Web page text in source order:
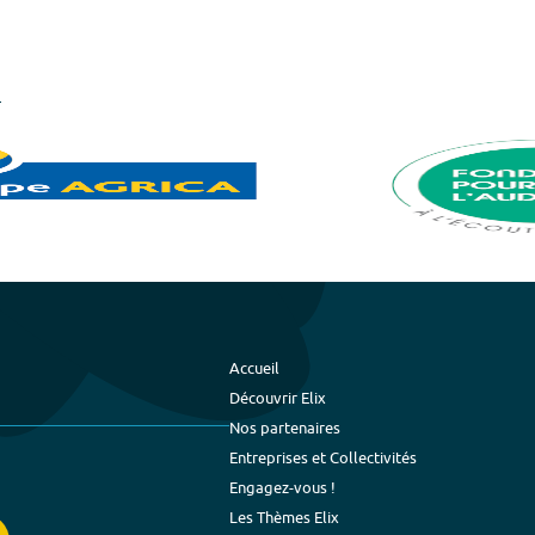
Accueil
Découvrir Elix
Nos partenaires
Entreprises et Collectivités
Engagez-vous !
Les Thèmes Elix